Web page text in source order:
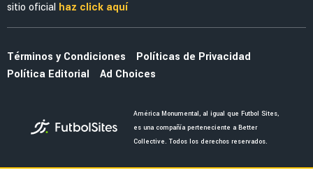
Óscar Perea y Edwin Cerillo, fuera del debut
de América en Leagues Cup